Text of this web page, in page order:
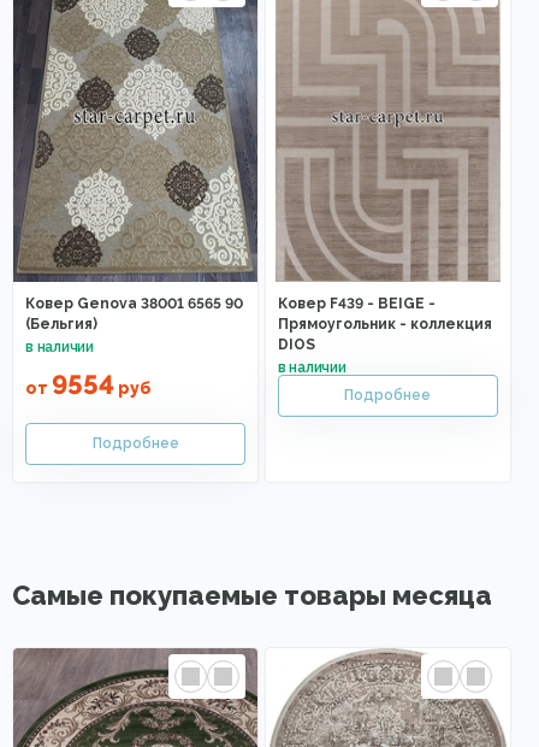
Ковер Genova 38001 6565 90
(Бельгия)
от 9554 руб
Ковер F439 - BEIGE -
Прямоугольник - коллекция
DIOS
Самые покупаемые товары месяца